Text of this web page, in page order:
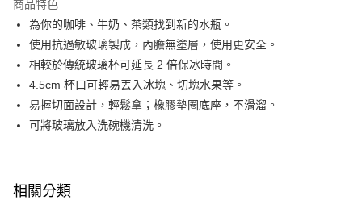
臺灣中小企業銀行
匯豐（台灣）商業銀行
華泰商業銀行
聯邦商業銀行
遠東國際商業銀行
元大商業銀行
永豐商業銀行
玉山商業銀行
星展（台灣）商業銀行
台灣樂天信用卡公司
國泰世華商業銀行
兆豐國際商業銀行
匯豐（台灣）商業銀行
華泰商業銀行
聯邦商業銀行
遠東國際商業銀行
元大商業銀行
永豐商業銀行
玉山商業銀行
星展（台灣）商業銀行
台新國際商業銀行
Apple Pay
街口支付
Google Pay
大哥付你分期
2.付款方式選擇「大哥付你分期」，訂單成立後會自動跳轉到大哥付的交易
商品特色
為你的咖啡、牛奶、茶類找到新的水瓶。
使用抗過敏玻璃製成，內膽無塗層，使用更安全。
相較於傳統玻璃杯可延長 2 倍保冰時間。
4.5cm 杯口可輕易丟入冰塊、切塊水果等。
易握切面設計，輕鬆拿；橡膠墊圈底座，不滑溜。
可將玻璃放入洗碗機清洗。
相關分類